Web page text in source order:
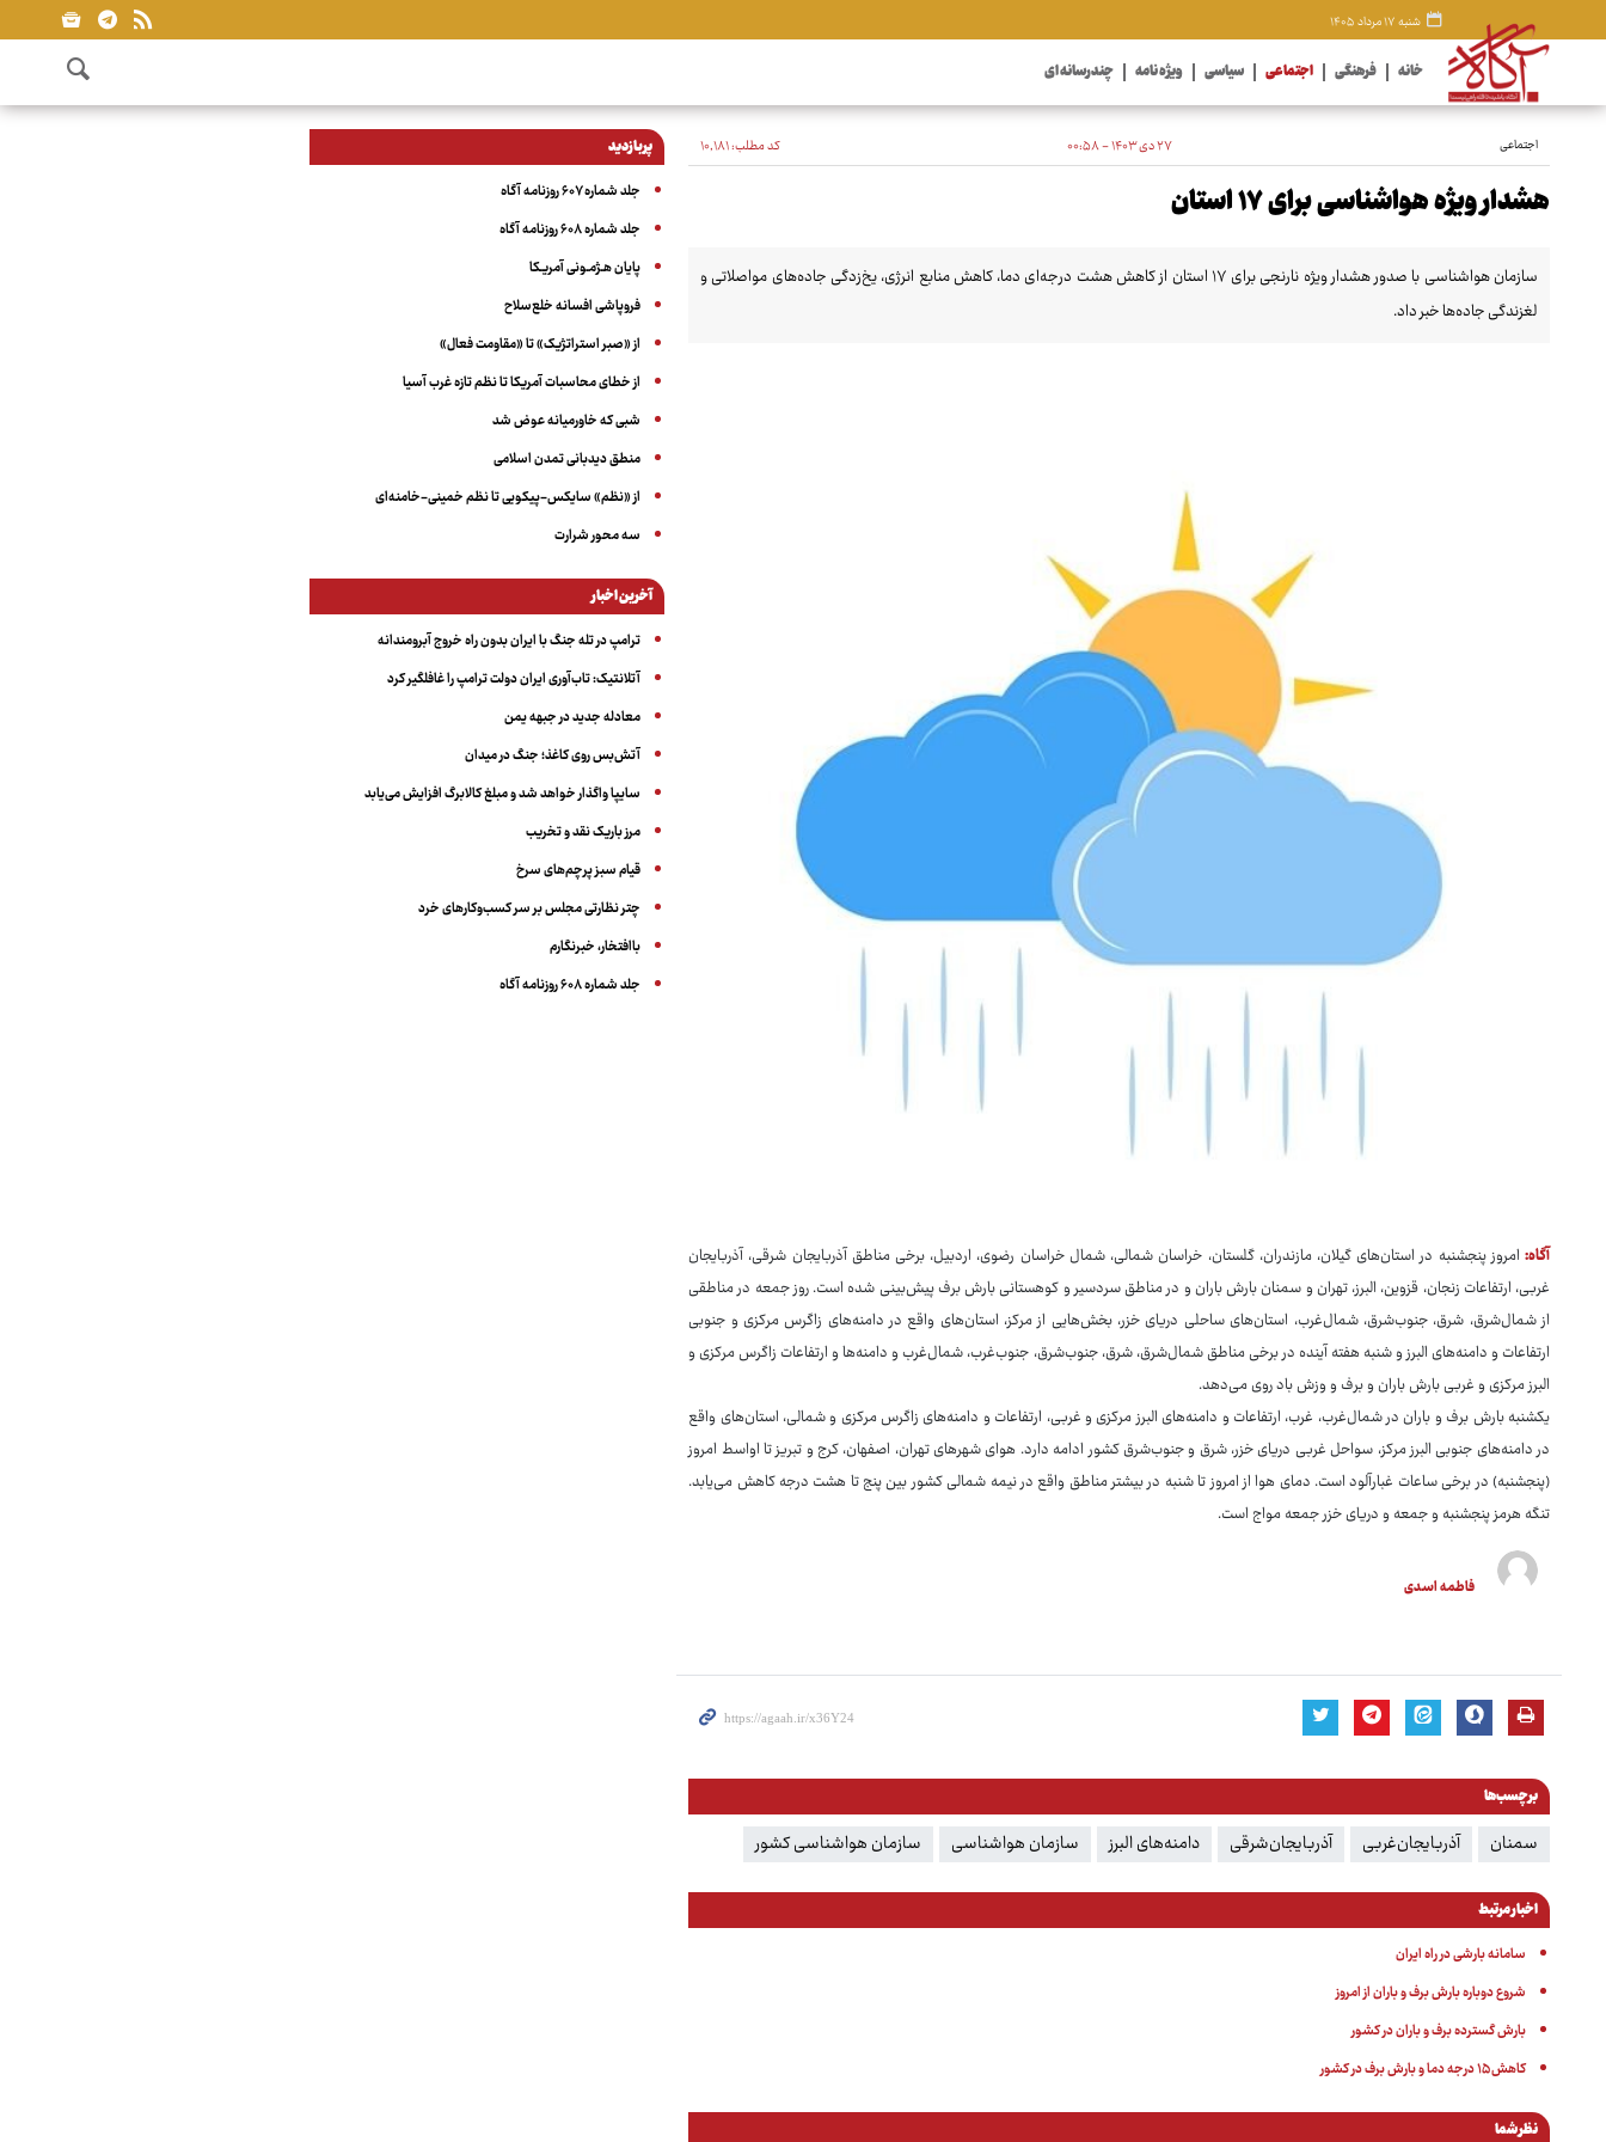
شنبه ۱۷ مرداد ۱۴۰۵
خانه فرهنگی اجتماعی سیاسی ویژه نامه چندرسانه ای
اجتماعی ۲۷ دی ۱۴۰۳ - ۰۰:۵۸ کد مطلب:۱۰٬۱۸۱
هشدار ویژه هواشناسی برای ۱۷ استان
سازمان هواشناسی با صدور هشدار ویژه نارنجی برای ۱۷ استان از کاهش هشت درجه‌ای دما، کاهش منابع انرژی، یخ‌زدگی جاده‌های مواصلاتی و
لغزندگی جاده‌ها خبر داد.
آگاه: امروز پنجشنبه در استان‌های گیلان، مازندران، گلستان، خراسان شمالی، شمال خراسان رضوی، اردبیل، برخی مناطق آذربایجان شرقی، آذربایجان
غربی، ارتفاعات زنجان، قزوین، البرز، تهران و سمنان بارش باران و در مناطق سردسیر و کوهستانی بارش برف پیش‌بینی شده است. روز جمعه در مناطقی
از شمال‌شرق، شرق، جنوب‌شرق، شمال‌غرب، استان‌های ساحلی دریای خزر، بخش‌هایی از مرکز، استان‌های واقع در دامنه‌های زاگرس مرکزی و جنوبی
ارتفاعات و دامنه‌های البرز و شنبه هفته آینده در برخی مناطق شمال‌شرق، شرق، جنوب‌شرق، جنوب‌غرب، شمال‌غرب و دامنه‌ها و ارتفاعات زاگرس مرکزی و
البرز مرکزی و غربی بارش باران و برف و وزش باد روی می‌دهد.
یکشنبه بارش برف و باران در شمال‌غرب، غرب، ارتفاعات و دامنه‌های البرز مرکزی و غربی، ارتفاعات و دامنه‌های زاگرس مرکزی و شمالی، استان‌های واقع
در دامنه‌های جنوبی البرز مرکز، سواحل غربی دریای خزر، شرق و جنوب‌شرق کشور ادامه دارد. هوای شهرهای تهران، اصفهان، کرج و تبریز تا اواسط امروز
(پنجشنبه) در برخی ساعات غبارآلود است. دمای هوا از امروز تا شنبه در بیشتر مناطق واقع در نیمه شمالی کشور بین پنج تا هشت درجه کاهش می‌یابد.
تنگه هرمز پنجشنبه و جمعه و دریای خزر جمعه مواج است.
فاطمه اسدی
برچسب‌ها
سمنان آذربایجان‌غربی آذربایجان‌شرقی دامنه‌های البرز سازمان هواشناسی سازمان هواشناسی کشور
اخبار مرتبط
سامانه بارشی در راه ایران
شروع دوباره بارش برف و باران از امروز
بارش گسترده برف و باران در کشور
کاهش ۱۵ درجه دما و بارش برف در کشور
نظر شما
پربازدید
جلد شماره ۶۰۷ روزنامه آگاه
جلد شماره ۶۰۸ روزنامه آگاه
پایان هـژمـونی آمریـکا
فروپاشی افسانه خلع‌سلاح
از «صبر استراتژیک» تا «مقاومت فعال»
از خطای محاسبات آمریکا تا نظم تازه غرب آسیا
شبی که خاورمیانه عوض شد
منطق دیدبانی تمدن اسلامی
از «نظم» سایکس-پیکویی تا نظم خمینی-خامنه‌ای
سه‌ محور شرارت
آخرین اخبار
ترامپ در تله جنگ با ایران بدون راه خروج آبرومندانه
آتلانتیک: تاب‌آوری ایران دولت ترامپ را غافلگیر کرد
معادله جدید در جبهه یمن
آتش‌بس روی کاغذ؛ جنگ در میدان
سایپا واگذار خواهد شد و مبلغ کالابرگ افزایش می‌یابد
مرز باریک نقد و تخریب
قیام سبز پرچم‌های سرخ
چتر نظارتی مجلس بر سر کسب‌وکارهای خرد
باافتخار، خبرنگارم
جلد شماره ۶۰۸ روزنامه آگاه